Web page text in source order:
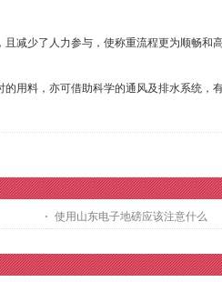
少了人力参与，使称重流程更为顺畅和高
料，亦可借助科学的通风及排水系统，有
使用山东电子地磅应该注意什么